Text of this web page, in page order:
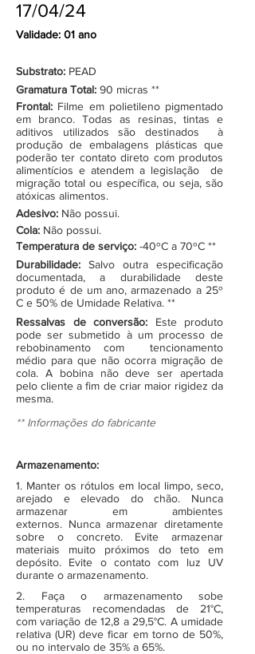
17/04/24
Validade: 01 ano
Substrato: PEAD
Gramatura Total: 90 micras **
Frontal: Filme em polietileno pigmentado
em branco. Todas as resinas, tintas e
aditivos utilizados são destinados à
produção de embalagens plásticas que
poderão ter contato direto com produtos
alimentícios e atendem a legislação de
migração total ou específica, ou seja, são
atóxicas alimentos.
Adesivo: Não possui.
Cola: Não possui.
Temperatura de serviço: -40ºC a 70ºC **
Durabilidade: Salvo outra especificação
documentada, a durabilidade deste
produto é de um ano, armazenado a 25º
C e 50% de Umidade Relativa. **
Ressalvas de conversão: Este produto
pode ser submetido à um processo de
rebobinamento com tencionamento
médio para que não ocorra migração de
cola. A bobina não deve ser apertada
pelo cliente a fim de criar maior rigidez da
mesma.
** Informações do fabricante
Armazenamento:
1. Manter os rótulos em local limpo, seco,
arejado e elevado do chão. Nunca
armazenar em ambientes
externos. Nunca armazenar diretamente
sobre o concreto. Evite armazenar
materiais muito próximos do teto em
depósito. Evite o contato com luz UV
durante o armazenamento.
2. Faça o armazenamento sobe
temperaturas recomendadas de 21°C,
com variação de 12,8 a 29,5°C. A umidade
relativa (UR) deve ficar em torno de 50%,
ou no intervalo de 35% a 65%.